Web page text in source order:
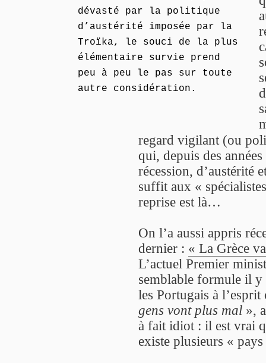
dévasté par la politique
d’austérité imposée par la
Troïka, le souci de la plus
élémentaire survie prend
peu à peu le pas sur toute
autre considération.
regard vigilant (ou
qui, depuis des
récession, d’austérité
suffit aux «
reprise est là…
On l’a aussi appris
dernier : « La Grèce
L’actuel Premier
semblable formule il y
les Portugais à
gens vont plus mal »,
à fait idiot : il est vrai
existe plusieurs «